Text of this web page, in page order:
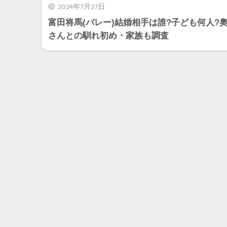
2024年7月27日
富田将馬(バレー)結婚相手は誰?子ども何人?
さんとの馴れ初め・家族も調査